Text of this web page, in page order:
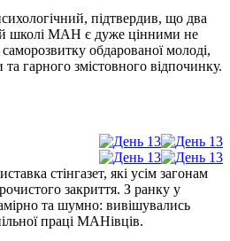
підтвердив, що два
школі МАН є дуже цінними не
обдарованої молоді,
гарного змістовного відпочинку.
стінгазет, які усім загонам
закриття. З ранку у
та шумно: вивішувались
праці МАНівців.